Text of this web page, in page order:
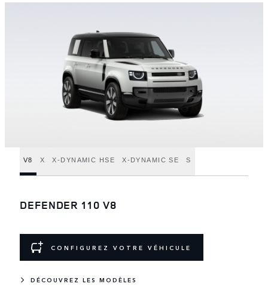
V8 X X-DYNAMIC HSE X-DYNAMIC SE S
DEFENDER 110 V8
CONFIGUREZ VOTRE VÉHICULE
DÉCOUVREZ LES MODÈLES